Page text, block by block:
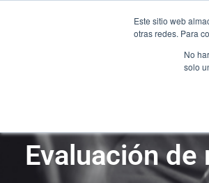
Este sitio web
otras redes. Para
No
solo
Evaluación